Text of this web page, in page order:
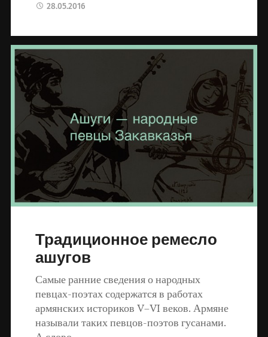
28.05.2016
Традиционное ремесло
ашугов
Самые ранние сведения о народных
певцах-поэтах содержатся в работах
армянских историков V–VI веков. Армяне
называли таких певцов-поэтов гусанами.